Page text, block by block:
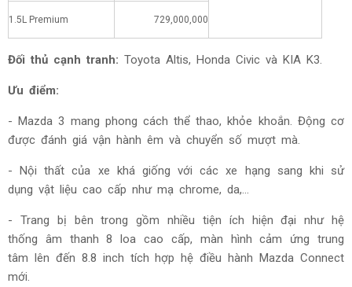
1.5L Premium 729,000,000
Đối thủ cạnh tranh: Toyota Altis, Honda Civic và KIA K3.
Ưu điểm:
- Mazda 3 mang phong cách thể thao, khỏe khoắn. Động cơ
được đánh giá vận hành êm và chuyển số mượt mà.
- Nội thất của xe khá giống với các xe hạng sang khi sử
dụng vật liệu cao cấp như mạ chrome, da,...
- Trang bị bên trong gồm nhiều tiện ích hiện đại như hệ
thống âm thanh 8 loa cao cấp, màn hình cảm ứng trung
tâm lên đến 8.8 inch tích hợp hệ điều hành Mazda Connect
mới.